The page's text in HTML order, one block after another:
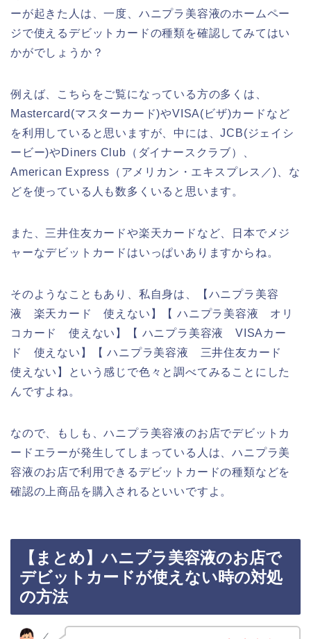
ーが起きた人は、一度、ハニプラ美容液のホームペー
ジで使えるデビットカードの種類を確認してみてはい
かがでしょうか？
例えば、こちらをご覧になっている方の多くは、
Mastercard(マスターカード)やVISA(ビザ)カードなど
を利用していると思いますが、中には、JCB(ジェイシ
ービー)やDiners Club（ダイナースクラブ）、
American Express（アメリカン・エキスプレス／)、な
どを使っている人も数多くいると思います。
また、三井住友カードや楽天カードなど、日本でメジ
ャーなデビットカードはいっぱいありますからね。
そのようなこともあり、私自身は、【ハニプラ美容
液 楽天カード 使えない】【 ハニプラ美容液 オリ
コカード 使えない】【 ハニプラ美容液 VISAカー
ド 使えない】【 ハニプラ美容液 三井住友カード
使えない】という感じで色々と調べてみることにした
んですよね。
なので、もしも、ハニプラ美容液のお店でデビットカ
ードエラーが発生してしまっている人は、ハニプラ美
容液のお店で利用できるデビットカードの種類などを
確認の上商品を購入されるといいですよ。
【まとめ】ハニプラ美容液のお店で
デビットカードが使えない時の対処
の方法